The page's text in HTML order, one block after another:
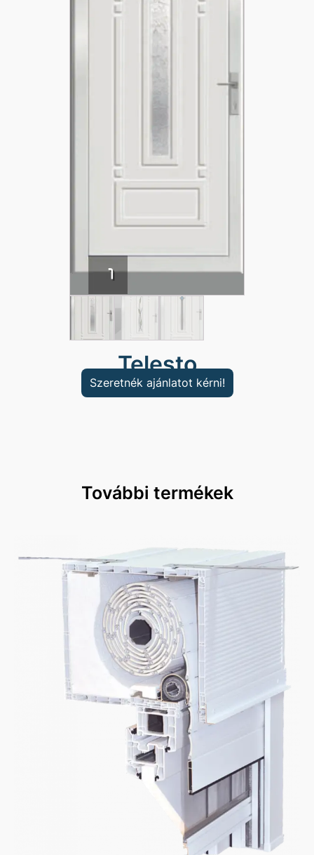
Telesto
Szeretnék ajánlatot kérni!
További termékek